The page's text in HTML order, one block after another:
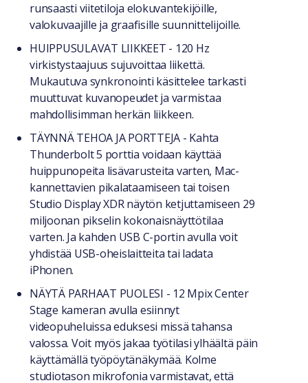
runsaasti viitetiloja elokuvantekijöille,
valokuvaajille ja graafisille suunnittelijoille.
HUIPPUSULAVAT LIIKKEET - 120 Hz
virkistystaajuus sujuvoittaa liikettä.
Mukautuva synkronointi käsittelee tarkasti
muuttuvat kuvanopeudet ja varmistaa
mahdollisimman herkän liikkeen.
TÄYNNÄ TEHOA JA PORTTEJA - Kahta
Thunderbolt 5 porttia voidaan käyttää
huippunopeita lisävarusteita varten, Mac-
kannettavien pikalataamiseen tai toisen
Studio Display XDR näytön ketjuttamiseen 29
miljoonan pikselin kokonaisnäyttötilaa
varten. Ja kahden USB C-portin avulla voit
yhdistää USB-oheislaitteita tai ladata
iPhonen.
NÄYTÄ PARHAAT PUOLESI - 12 Mpix Center
Stage kameran avulla esiinnyt
videopuheluissa eduksesi missä tahansa
valossa. Voit myös jakaa työtilasi ylhäältä päin
käyttämällä työpöytänäkymää. Kolme
studiotason mikrofonia varmistavat, että